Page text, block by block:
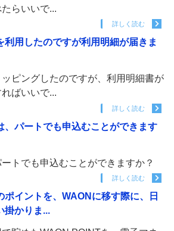
らいいで...
詳しく読む
利用したのですが利用明細が届きま
ピングしたのですが、利用明細書が
ばいいで...
詳しく読む
、パートでも申込むことができます
トでも申込むことができますか？
詳しく読む
ポイントを、WAONに移す際に、日
掛かりま...